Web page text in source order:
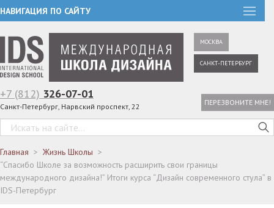
НАВИГАЦИЯ ПО САЙТУ
МОСКВА
САНКТ-ПЕТЕРБУРГ
+7 (812) 326-07-01
Санкт-Петербург, Нарвский проспект, 22 ПЕРЕЗВОНИТЕ МНЕ!
Главная
Жизнь Школы
“Спасибо Школе за возможность расширить свои границы
международного дизайна!” Итоги курса “Дизайн современного стула” в
IDS-Петербург